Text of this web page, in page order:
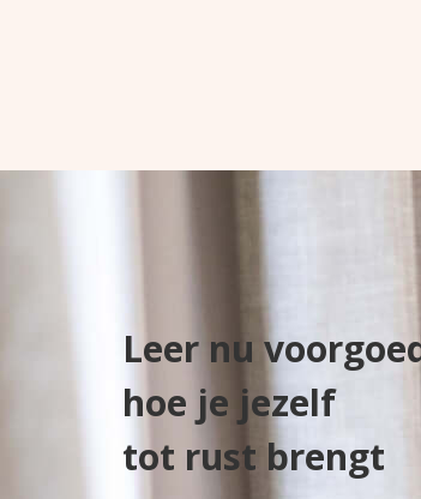
Leer nu
hoe je jezelf
tot rust brengt